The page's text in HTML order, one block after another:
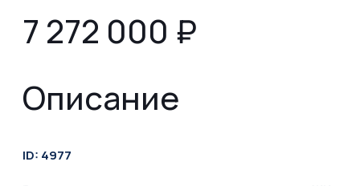
7 272 000 ₽
Описание
ID: 4977